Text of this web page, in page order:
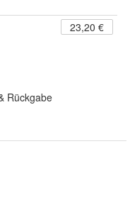
23,20 €
Rückgabe